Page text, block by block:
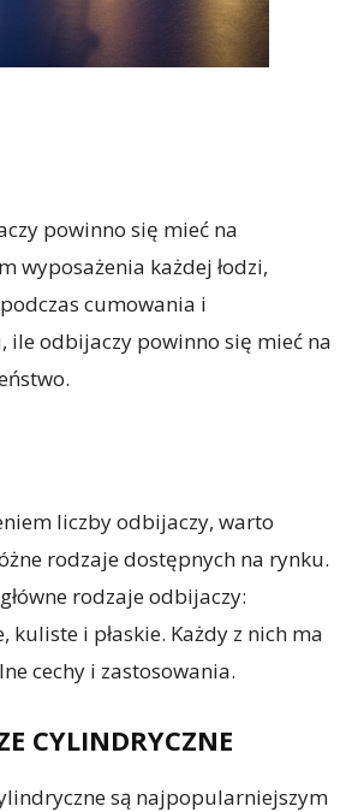
powinno się mieć na
wyposażenia każdej łodzi,
cumowania i
odbijaczy powinno się mieć na
liczby odbijaczy, warto
rodzaje dostępnych na rynku.
rodzaje odbijaczy:
kuliste i płaskie. Każdy z nich ma
cechy i zastosowania.
CYLINDRYCZNE
są najpopularniejszym